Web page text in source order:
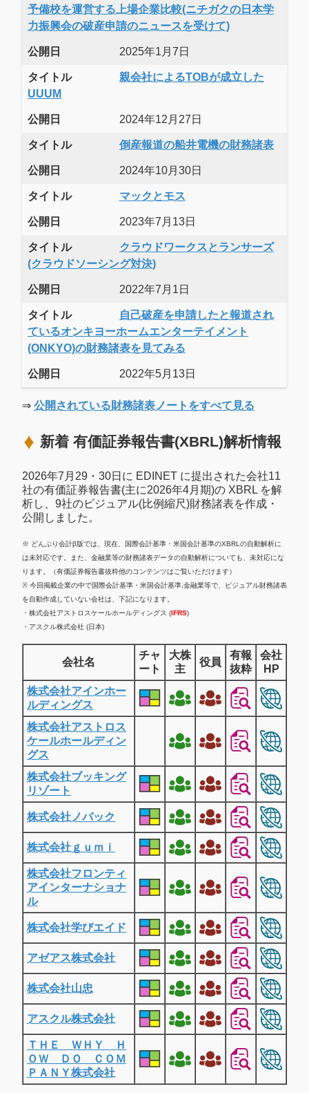
予備校を運営する上場企業比較(ニチガクの日本学
力振興会の破産申請のニュースを受けて)
公開日 2025年1月7日
タイトル
親会社によるTOBが成立した
UUUM
公開日 2024年12月27日
タイトル 倒産報道の船井電機の財務諸表
公開日 2024年10月30日
タイトル マックとモス
公開日 2023年7月13日
タイトル
クラウドワークスとランサーズ
(クラウドソーシング対決)
公開日 2022年7月1日
タイトル
自己破産を申請したと報道され
ているオンキヨーホームエンターテイメント
(ONKYO)の財務諸表を見てみる
公開日 2022年5月13日
⇒ 公開されている財務諸表ノートをすべて見る
新着 有価証券報告書(XBRL)解析情報
2026年7月29・30日に EDINET に提出された会社11
社の有価証券報告書(主に2026年4月期)の XBRL を解
析し、9社のビジュアル(比例縮尺)財務諸表を作成・
公開しました。
※ どんぶり会計β版では、現在、国際会計基準・米国会計基準のXBRLの自動解析に
は未対応です。また、金融業等の財務諸表データの自動解析についても、未対応にな
ります。（有価証券報告書抜粋他のコンテンツはご覧いただけます）
※ 今回掲載企業の中で国際会計基準・米国会計基準,金融業等で、ビジュアル財務諸表
を自動作成していない会社は、下記になります。
・株式会社アストロスケールホールディングス (IFRS)
・アスクル株式会社 (日本)
会社名
チャ
ート
大株
主
役員
有報
抜粋
会社
HP
株式会社アインホー
ルディングス
株式会社アストロス
ケールホールディン
グス
株式会社ブッキング
リゾート
株式会社ノバック
株式会社ｇｕｍｉ
株式会社フロンティ
アインターナショナ
ル
株式会社学びエイド
アゼアス株式会社
株式会社山忠
アスクル株式会社
ＴＨＥ ＷＨＹ Ｈ
ＯＷ ＤＯ ＣＯＭ
ＰＡＮＹ株式会社